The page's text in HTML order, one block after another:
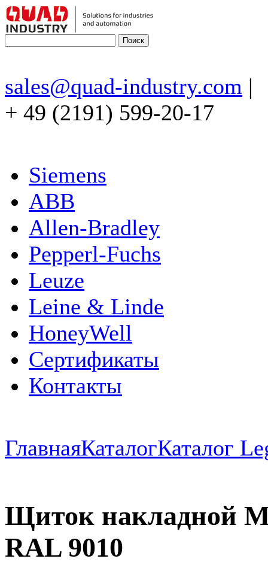
sales@quad-industry.com |
+ 49 (2191) 599-20-17
Siemens
ABB
Allen-Bradley
Pepperl-Fuchs
Leuze
Leine & Linde
HoneyWell
Сертификаты
Контакты
ГлавнаяКаталогКаталог
Щиток накладной
RAL 9010